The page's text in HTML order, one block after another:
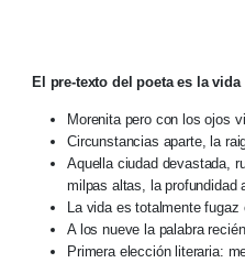
El pre-texto del poeta es la vida
Morenita pero con los ojos
Circunstancias aparte, la
Aquella ciudad devastada,
milpas altas, la profundidad
La vida es totalmente
A los nueve la palabra
Primera elección literaria: